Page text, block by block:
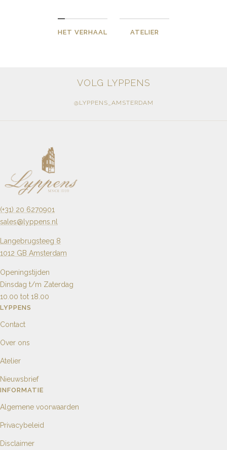
HET VERHAAL ATELIER
VOLG LYPPENS
@LYPPENS_AMSTERDAM
(+31) 20 6270901
sales@lyppens.nl
Langebrugsteeg 8
1012 GB Amsterdam
Openingstijden
Dinsdag t/m Zaterdag
10.00 tot 18.00
LYPPENS
Contact
Over ons
Atelier
Nieuwsbrief
INFORMATIE
Algemene voorwaarden
Privacybeleid
Disclaimer